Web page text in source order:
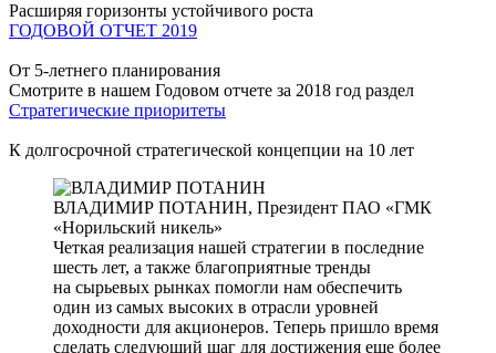
Расширяя горизонты устойчивого роста
ГОДОВОЙ ОТЧЕТ 2019
От 5-летнего планирования
Смотрите в нашем Годовом отчете за 2018 год раздел
Стратегические приоритеты
К долгосрочной стратегической концепции на 10 лет
ВЛАДИМИР ПОТАНИН, Президент ПАО «ГМК
«Норильский никель»
Четкая реализация нашей стратегии в последние
шесть лет, а также благоприятные тренды
на сырьевых рынках помогли нам обеспечить
один из самых высоких в отрасли уровней
доходности для акционеров. Теперь пришло время
сделать следующий шаг для достижения еще более